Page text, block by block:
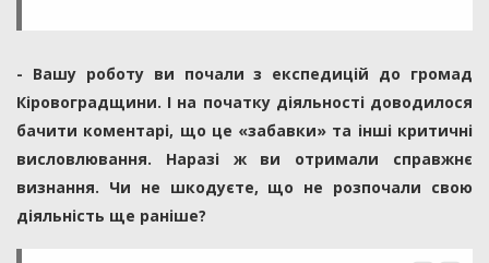
- Вашу роботу ви почали з експедицій до громад
Кіровоградщини. І на початку діяльності доводилося
бачити коментарі, що це «забавки» та інші критичні
висловлювання. Наразі ж ви отримали справжнє
визнання. Чи не шкодуєте, що не розпочали свою
діяльність ще раніше?